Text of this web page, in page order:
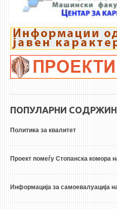
ПОПУЛАРНИ
Политика за квалитет
Проект помеѓу Стопанска комора
Информација за самоевалуација